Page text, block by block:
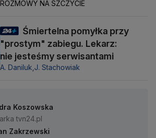
ROZMOWY NA SZCZYCIE
Śmiertelna pomyłka przy
"prostym" zabiegu. Lekarz:
nie jesteśmy serwisantami
A. Daniluk, J. Stachowiak
Koszowska
tvn24.pl
Zakrzewski